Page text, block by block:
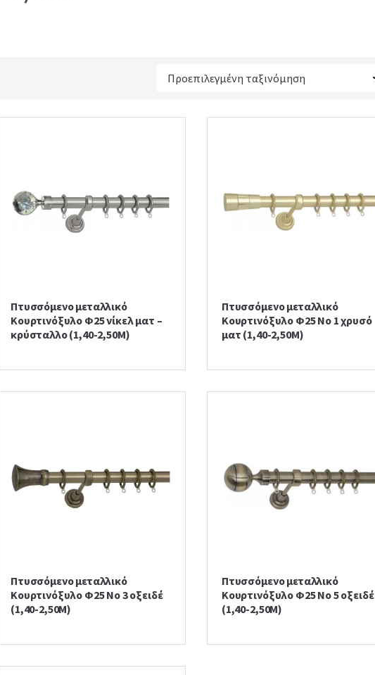
Πτυσσόμενο μεταλλικό
Κουρτινόξυλο Φ25 νίκελ ματ –
κρύσταλλο (1,40-2,50Μ)
Πτυσσόμενο μεταλλικό
Κουρτινόξυλο Φ25 Νο 1 χρυσό
ματ (1,40-2,50Μ)
Πτυσσόμενο μεταλλικό
Κουρτινόξυλο Φ25 Νο 3 οξειδέ
(1,40-2,50Μ)
Πτυσσόμενο μεταλλικό
Κουρτινόξυλο Φ25 Νο 5 οξειδέ
(1,40-2,50Μ)